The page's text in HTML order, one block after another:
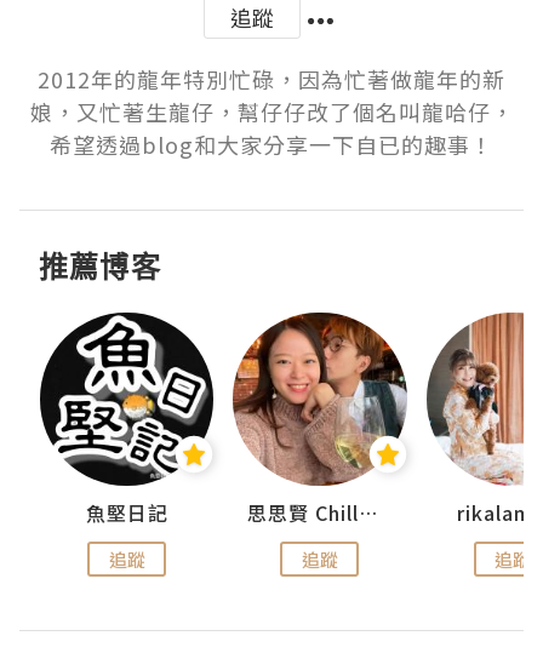
追蹤
2012年的龍年特別忙碌，因為忙著做龍年的新
娘，又忙著生龍仔，幫仔仔改了個名叫龍哈仔，
希望透過blog和大家分享一下自已的趣事！
推薦博客
魚堅日記
追蹤
思思賢 ChillMyBabe
追蹤 追蹤